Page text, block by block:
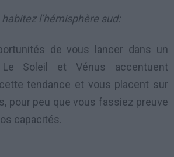
habitez l’hémisphère sud:
de vous lancer dans un
Soleil et Vénus accentuent
tendance et vous placent sur
pour peu que vous fassiez preuve
capacités.